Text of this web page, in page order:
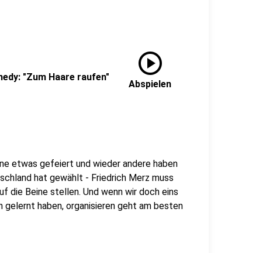
"Zum Haare raufen"
play_circle
Abspielen
etwas gefeiert und wieder andere haben
hat gewählt - Friedrich Merz muss
die Beine stellen. Und wenn wir doch eins
gelernt haben, organisieren geht am besten